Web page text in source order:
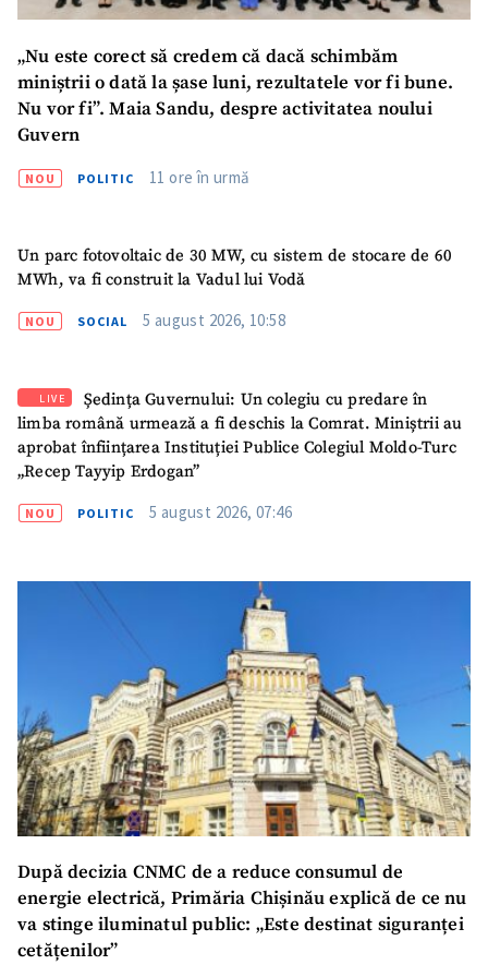
SUSȚINE
„Nu este corect să credem că dacă schimbăm
miniștrii o dată la șase luni, rezultatele vor fi bune.
Nu vor fi”. Maia Sandu, despre activitatea noului
Guvern
NOU POLITIC 11 ore în urmă
Un parc fotovoltaic de 30 MW, cu sistem de stocare de 60
MWh, va fi construit la Vadul lui Vodă
NOU SOCIAL 5 august 2026, 10:58
LIVE
Ședința Guvernului: Un colegiu cu predare în
limba română urmează a fi deschis la Comrat. Miniștrii au
aprobat înființarea Instituției Publice Colegiul Moldo-Turc
„Recep Tayyip Erdogan”
NOU POLITIC 5 august 2026, 07:46
După decizia CNMC de a reduce consumul de
energie electrică, Primăria Chișinău explică de ce nu
va stinge iluminatul public: „Este destinat siguranței
cetățenilor”